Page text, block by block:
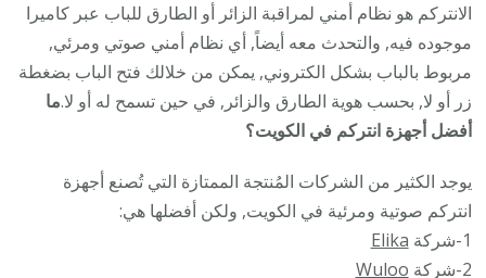
الانتركم هو نظام أمني لمراقبة الزائر أو الطارق للباب عبر كاميرا
موجوده فيه, والتحدث معه أيضاً, أي نظام أمني صوتي ومرئي,
مربوط بالباب بشكل الكتروني, يمكن من خلالك فتح الباب بضغطة
زر أو لا, بحسب هوية الطارق والزائر, في حين تسمح له أو لا.ما
أفضل أجهزة انتركم في الكويت؟
يوجد الكثير من الشركات المُنتجة الممتازة التي تُصنع أجهزة
انتركم صوتية ومرئية في الكويت, ولكن أفضلها هي:
1-شركة
Elika
2-شركة
Wuloo